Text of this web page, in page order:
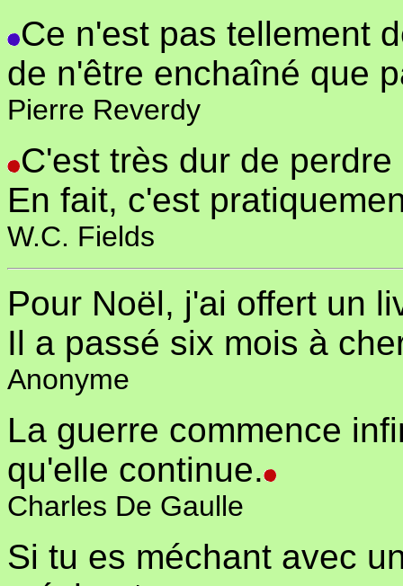
Ce n'est pas tellement
de n'être enchaîné que
Pierre Reverdy
C'est très dur de
En fait, c'est
W.C. Fields
Pour Noël, j'ai offert un
Il a passé six mois à
Anonyme
La guerre commence
qu'elle continue.
Charles De Gaulle
Si tu es méchant avec